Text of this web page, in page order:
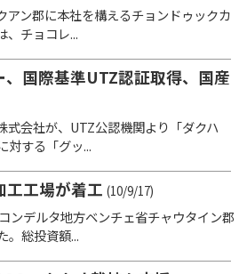
ン郡に本社を構えるチョンドゥックカ
チョコレ...
、国際基準UTZ認証取得、国産
会社が、UTZ公認機関より「ダクハ
対する「グッ...
工工場が着工 (10/9/17)
ンデルタ地方ベンチェ省チャウタイン郡
。総投資額...